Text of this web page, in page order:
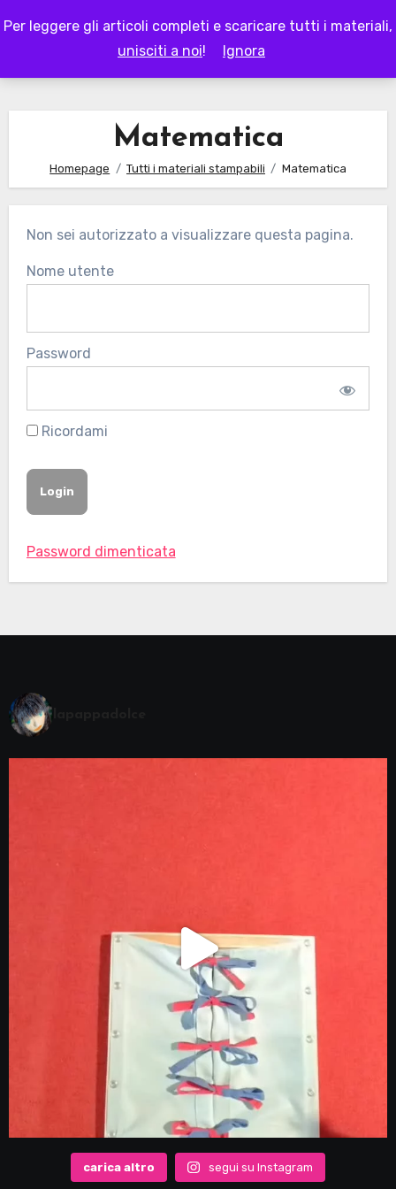
Per leggere gli articoli completi e scaricare tutti i materiali,
unisciti a noi! Ignora
to
LAPAPPADOLCE
Matematica
Homepage Tutti i materiali stampabili Matematica
Non sei autorizzato a visualizzare questa pagina.
Nome utente
Password
Ricordami
Password dimenticata
carica altro segui su Instagram